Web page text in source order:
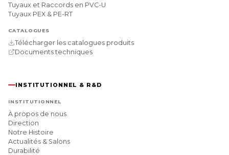
Tuyaux et Raccords en PVC-U
Tuyaux PEX & PE-RT
CATALOGUES
Télécharger les catalogues produits
Documents techniques
INSTITUTIONNEL & R&D
INSTITUTIONNEL
À propos de nous
Direction
Notre Histoire
Actualités & Salons
Durabilité